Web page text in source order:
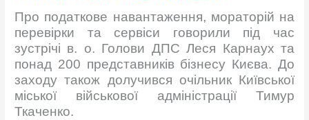
Про податкове навантаження, мораторій на
перевірки та сервіси говорили під час
зустрічі в. о. Голови ДПС Леся Карнаух та
понад 200 представників бізнесу Києва. До
заходу також долучився очільник Київської
міської військової адміністрації Тимур
Ткаченко.